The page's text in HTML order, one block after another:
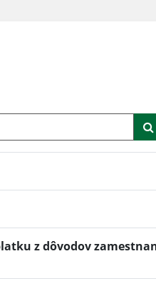
z dôvodov